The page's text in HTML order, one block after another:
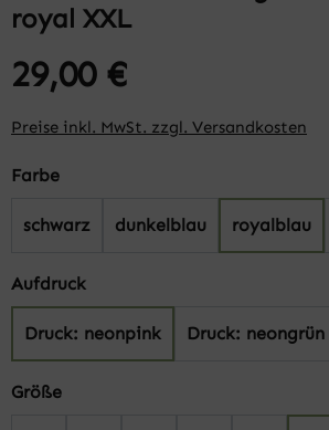
royal XXL
29,00 €
Preise inkl. MwSt. zzgl. Versandkosten
Farbeauswählen
schwarz dunkelblau royalblau
Aufdruckauswählen
Druck: neonpink Druck: neongrün
Größeauswählen